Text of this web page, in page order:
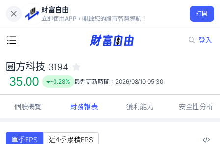
財富自由
立即使用APP，開啟您的股市智慧導航！
打開
登入
35.00
-0.28%
圓方科技 3194
35.00 -0.28% 最近更新時間： 2026/08/10 05:30
個股概覽 財務報表 獲利能力 安全性分析
單季EPS 近4季累積EPS